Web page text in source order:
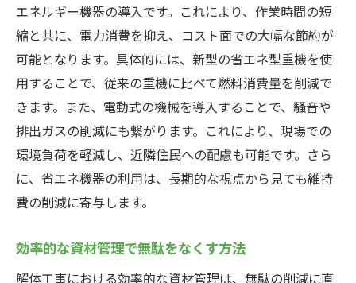
エネルギー機器の導入です。これにより、作業時間の短
縮と共に、電力消費を抑え、コスト面での大幅な節約が
可能となります。具体的には、新型の省エネ型重機を使
用することで、従来の重機に比べて燃料消費量を削減で
きます。また、電動式の機械を導入することで、騒音や
排出ガスの削減にも繋がります。これにより、現場での
環境負荷を軽減し、近隣住民への配慮も可能です。さら
に、省エネ機器の利用は、長期的な視点から見ても維持
費の削減に寄与します。
効率的な資材管理で無駄をなくす方法
解体工事における効率的な資材管理は、無駄の削減に直